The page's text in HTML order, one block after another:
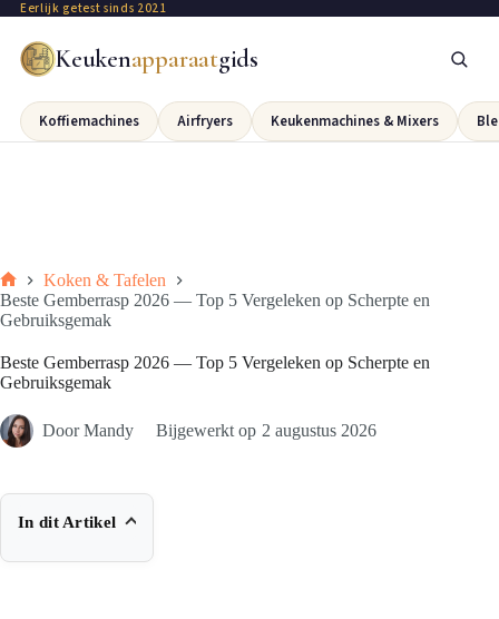
Eerlijk getest sinds 2021
Keukenapparaatgids
Koffiemachines Airfryers Keukenmachines & Mixers
Koken & Tafelen
Beste Gemberrasp 2026 — Top 5 Vergeleken op Scherpte en
Gebruiksgemak
Beste Gemberrasp 2026 — Top 5 Vergeleken op Scherpte en
Gebruiksgemak
Door Mandy Bijgewerkt op 2 augustus 2026
In dit Artikel